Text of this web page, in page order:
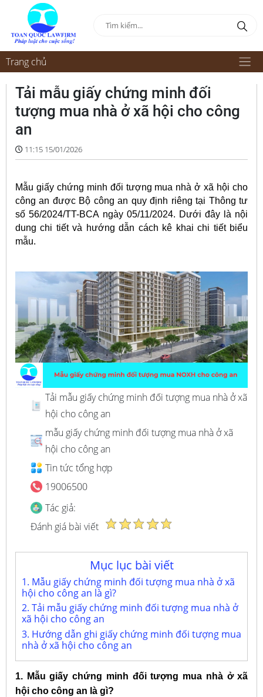
Trang chủ
Tải mẫu giấy chứng minh đối
tượng mua nhà ở xã hội cho công
an
11:15 15/01/2026
Mẫu giấy chứng minh đối tượng mua nhà ở xã hội cho
công an được Bộ công an quy định riêng tại Thông tư
số 56/2024/TT-BCA ngày 05/11/2024. Dưới đây là nội
dung chi tiết và hướng dẫn cách kê khai chi tiết biểu
mẫu.
Tải mẫu giấy chứng minh đối tượng mua nhà ở xã
hội cho công an
mẫu giấy chứng minh đối tượng mua nhà ở xã
hội cho công an
Tin tức tổng hợp
19006500
Tác giả:
Đánh giá bài viết
Mục lục bài viết
1. Mẫu giấy chứng minh đối tượng mua nhà ở xã
hội cho công an là gì?
2. Tải mẫu giấy chứng minh đối tượng mua nhà ở
xã hội cho công an
3. Hướng dẫn ghi giấy chứng minh đối tượng mua
nhà ở xã hội cho công an
1. Mẫu giấy chứng minh đối tượng mua nhà ở xã
hội cho công an là gì?